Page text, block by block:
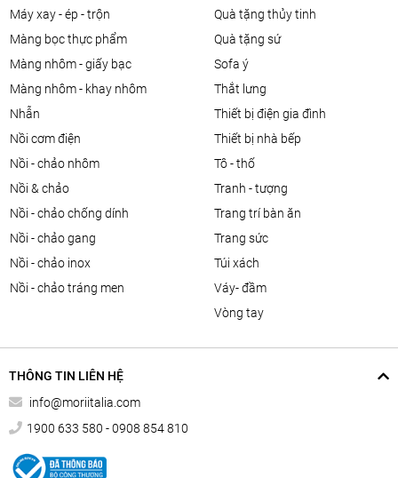
máy xay - ép - trộn
màng bọc thực phẩm
màng nhôm - giấy bạc
màng nhôm - khay nhôm
nhẫn
nồi cơm điện
nồi - chảo nhôm
nồi & chảo
nồi - chảo chống dính
nồi - chảo gang
nồi - chảo inox
nồi - chảo tráng men
quà tặng thủy tinh
quà tặng sứ
sofa ý
thắt lưng
thiết bị điện gia đình
thiết bị nhà bếp
tô - thố
tranh - tượng
trang trí bàn ăn
trang sức
túi xách
váy- đầm
vòng tay
THÔNG TIN LIÊN HỆ
info@moriitalia.com
1900 633 580 - 0908 854 810